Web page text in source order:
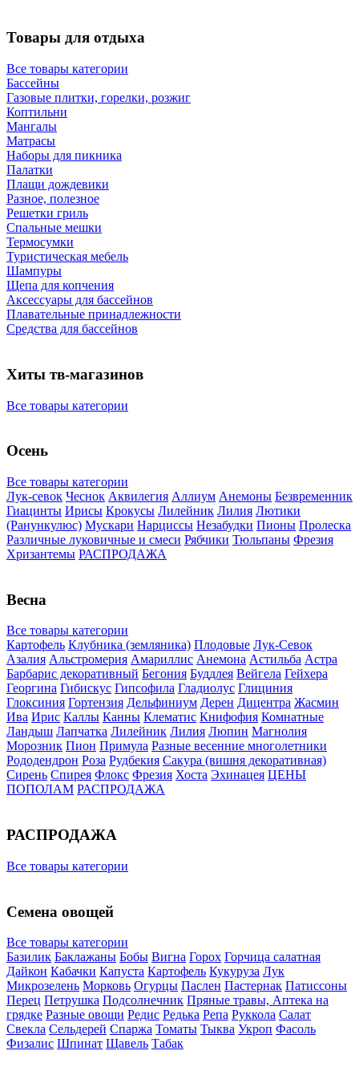
Товары для отдыха
Все товары категории
Бассейны
Газовые плитки, горелки, розжиг
Коптильни
Мангалы
Матрасы
Наборы для пикника
Палатки
Плащи дождевики
Разное, полезное
Решетки гриль
Спальные мешки
Термосумки
Туристическая мебель
Шампуры
Щепа для копчения
Аксессуары для бассейнов
Плавательные принадлежности
Средства для бассейнов
Хиты тв-магазинов
Все товары категории
Осень
Все товары категории
Лук-севок Чеснок Аквилегия Аллиум Анемоны Безвременник
Гиацинты Ирисы Крокусы Лилейник Лилия Лютики
(Ранункулюс) Мускари Нарцисcы Незабудки Пионы Пролеска
Различные луковичные и смеси Рябчики Тюльпаны Фрезия
Хризантемы РАСПРОДАЖА
Весна
Все товары категории
Картофель Клубника (земляника) Плодовые Лук-Севок
Азалия Альстромерия Амариллис Анемона Астильба Астра
Барбарис декоративный Бегония Буддлея Вейгела Гейхера
Георгина Гибискус Гипсофила Гладиолус Глициния
Глоксиния Гортензия Дельфиниум Дерен Дицентра Жасмин
Ива Ирис Каллы Канны Клематис Книфофия Комнатные
Ландыш Лапчатка Лилейник Лилия Люпин Магнолия
Морозник Пион Примула Разные весенние многолетники
Рододендрон Роза Рудбекия Сакура (вишня декоративная)
Сирень Спирея Флокс Фрезия Хоста Эхинацея ЦЕНЫ
ПОПОЛАМ РАСПРОДАЖА
РАСПРОДАЖА
Все товары категории
Семена овощей
Все товары категории
Базилик Баклажаны Бобы Вигна Горох Горчица салатная
Дайкон Кабачки Капуста Картофель Кукуруза Лук
Микрозелень Морковь Огурцы Паслен Пастернак Патиссоны
Перец Петрушка Подсолнечник Пряные травы, Аптека на
грядке Разные овощи Редис Редька Репа Руккола Салат
Свекла Сельдерей Спаржа Томаты Тыква Укроп Фасоль
Физалис Шпинат Щавель Табак